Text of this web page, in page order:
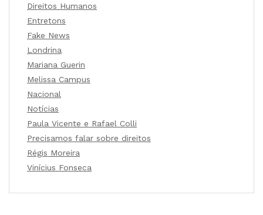
Direitos Humanos
Entretons
Fake News
Londrina
Mariana Guerin
Melissa Campus
Nacional
Notícias
Paula Vicente e Rafael Colli
Precisamos falar sobre direitos
Régis Moreira
Vinícius Fonseca